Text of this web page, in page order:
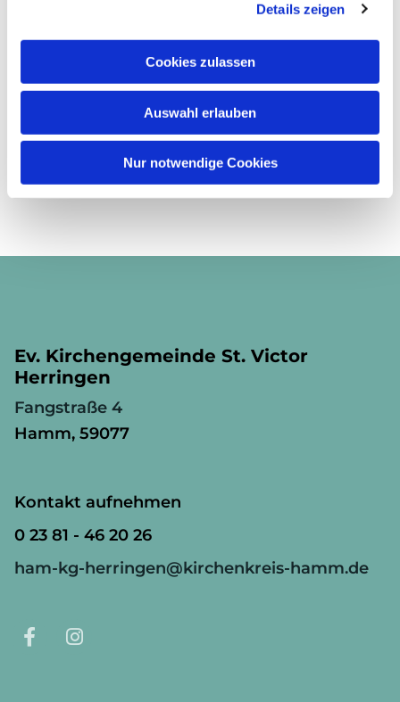
Details zeigen
Cookies zulassen
Auswahl erlauben
Nur notwendige Cookies
Ev. Kirchengemeinde St. Victor
Herringen
Fangstraße 4
Hamm, 59077
Kontakt aufnehmen
0 23 81 - 46 20 26
ham-kg-herringen@kirchenkreis-hamm.de